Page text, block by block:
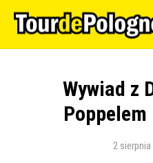
Wywiad z
2 sierpnia